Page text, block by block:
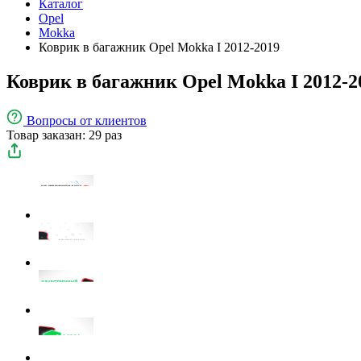
Каталог
Opel
Mokka
Коврик в багажник Opel Mokka I 2012-2019
Коврик в багажник Opel Mokka I 2012-
Вопросы от клиентов
Товар заказан: 29 раз